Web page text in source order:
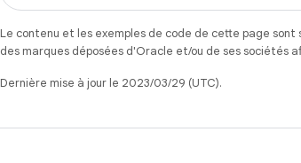
Le contenu et les exemples de code de cette page sont
des marques déposées d'Oracle et/ou de ses sociétés
Dernière mise à jour le 2023/03/29 (UTC).